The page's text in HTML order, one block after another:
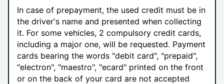
In case of prepayment, the used credit must be in
the driver's name and presented when collecting
it. For some vehicles, 2 compulsory credit cards,
including a major one, will be requested. Payment
cards bearing the words "debit card", "prepaid",
"electron", "maestro", "ecard" printed on the front
or on the back of your card are not accepted